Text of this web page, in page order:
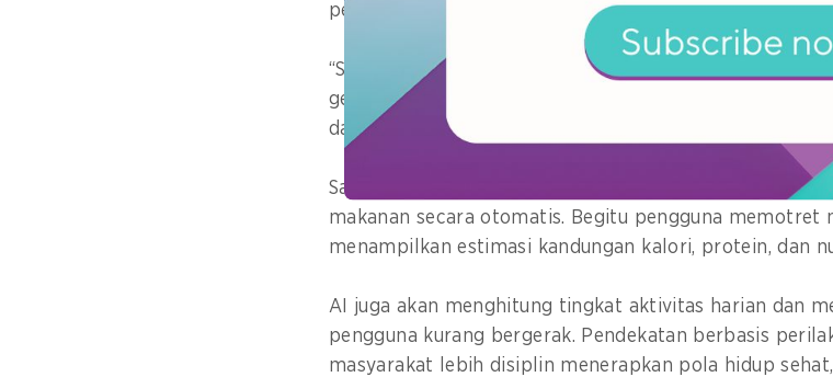
perawatan kesehatan dari dari kuratif ke preventif.
“Selama ini, banyak pasien yang baru datang ke
gejala berat. Dengan pengingat dan rekomendasi
dapat ditekan lebih awal,” katanya.
Salah satu fitur yang sedang disiapkan adalah
makanan secara otomatis. Begitu pengguna memotret
menampilkan estimasi kandungan kalori, protein, dan
AI juga akan menghitung tingkat aktivitas harian dan
pengguna kurang bergerak. Pendekatan berbasis
masyarakat lebih disiplin menerapkan pola hidup